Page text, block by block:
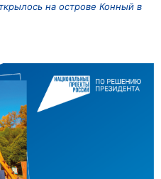
на острове Конный в